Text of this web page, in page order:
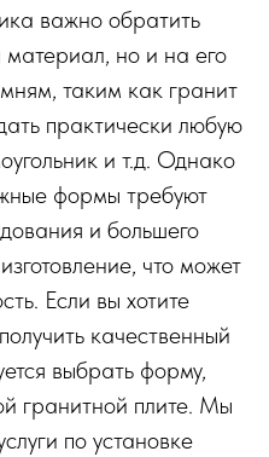
важно обратить
но и на его
таким как гранит
практически любую
и т.д. Однако
формы требуют
и большего
что может
Если вы хотите
качественный
выбрать форму,
гранитной плите. Мы
по установке